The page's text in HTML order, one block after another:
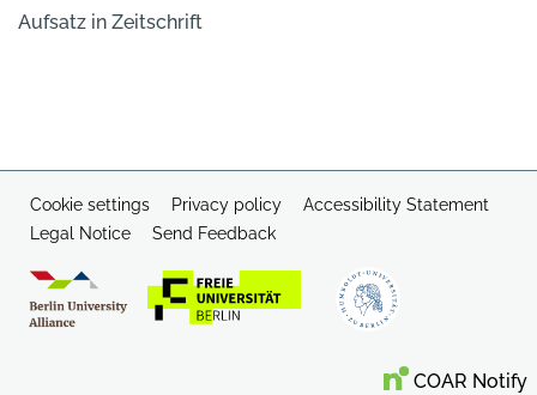
Aufsatz in Zeitschrift
Cookie settings Privacy policy
Accessibility Statement
Legal Notice
Send Feedback
COAR Notify